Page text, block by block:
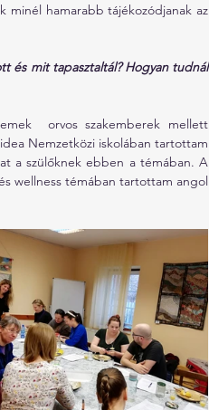
minél hamarabb tájékozódjanak az
és mit tapasztaltál? Hogyan tudnál
orvos szakemberek mellett
Nemzetközi iskolában tartottam
a szülőknek ebben a témában. A
wellness témában tartottam angol